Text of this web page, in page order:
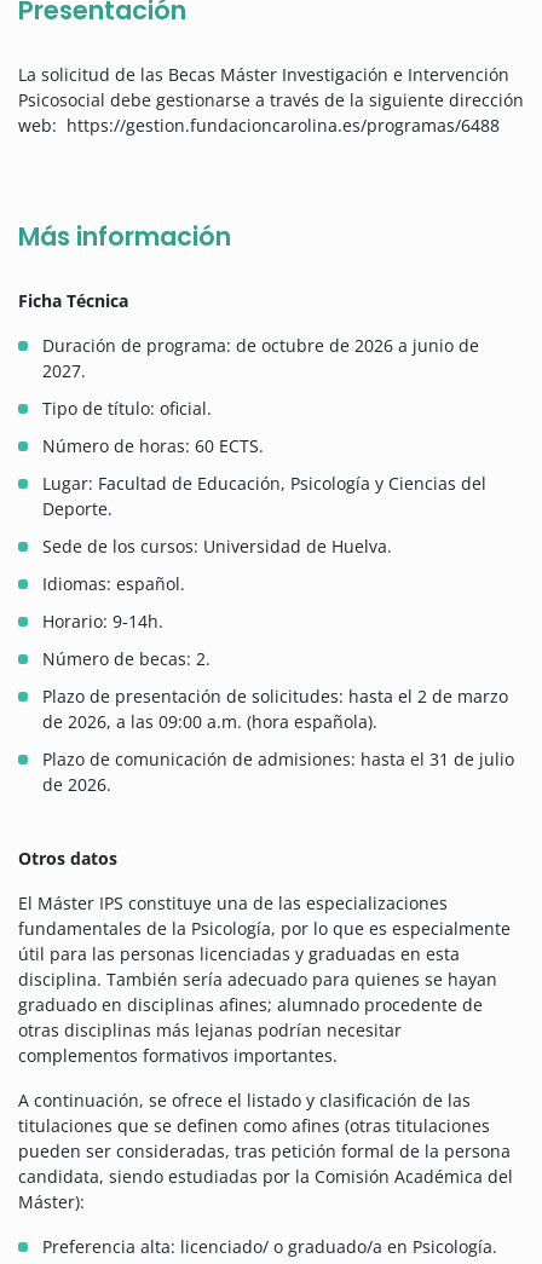
Presentación
La solicitud de las Becas Máster Investigación e Intervención
Psicosocial debe gestionarse a través de la siguiente dirección
web: https://gestion.fundacioncarolina.es/programas/6488
Más información
Ficha Técnica
Duración de programa: de octubre de 2026 a junio de
2027.
Tipo de título: oficial.
Número de horas: 60 ECTS.
Lugar: Facultad de Educación, Psicología y Ciencias del
Deporte.
Sede de los cursos: Universidad de Huelva.
Idiomas: español.
Horario: 9-14h.
Número de becas: 2.
Plazo de presentación de solicitudes: hasta el 2 de marzo
de 2026, a las 09:00 a.m. (hora española).
Plazo de comunicación de admisiones: hasta el 31 de julio
de 2026.
Otros datos
El Máster IPS constituye una de las especializaciones
fundamentales de la Psicología, por lo que es especialmente
útil para las personas licenciadas y graduadas en esta
disciplina. También sería adecuado para quienes se hayan
graduado en disciplinas afines; alumnado procedente de
otras disciplinas más lejanas podrían necesitar
complementos formativos importantes.
A continuación, se ofrece el listado y clasificación de las
titulaciones que se definen como afines (otras titulaciones
pueden ser consideradas, tras petición formal de la persona
candidata, siendo estudiadas por la Comisión Académica del
Máster):
Preferencia alta: licenciado/ o graduado/a en Psicología.